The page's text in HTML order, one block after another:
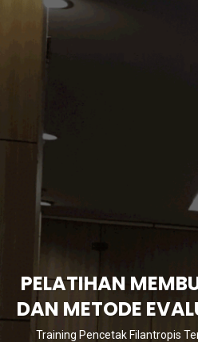
PELATIHAN
DAN METODE
Training Pencetak Filantropis